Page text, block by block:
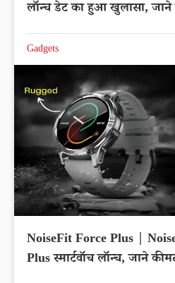
लॉन्च डेट का हुआ खुलासा,
Gadgets
NoiseFit Force Plus |
Plus स्मार्टवॉच लॉन्च, जाने